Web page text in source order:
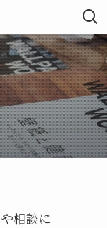
相談に